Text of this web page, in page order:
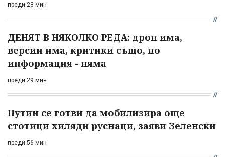
преди 23 мин
ДЕНЯТ В НЯКОЛКО РЕДА: дрон има,
версии има, критики също, но
информация - няма
преди 29 мин
Путин се готви да мобилизира още
стотици хиляди руснаци, заяви Зеленски
преди 56 мин